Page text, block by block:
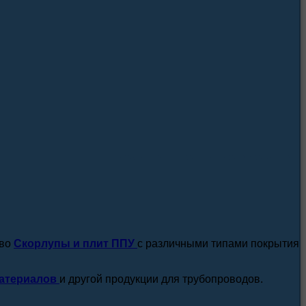
Скорлупы и плит ППУ с различными типами покрытия
и другой продукции для трубопроводов.